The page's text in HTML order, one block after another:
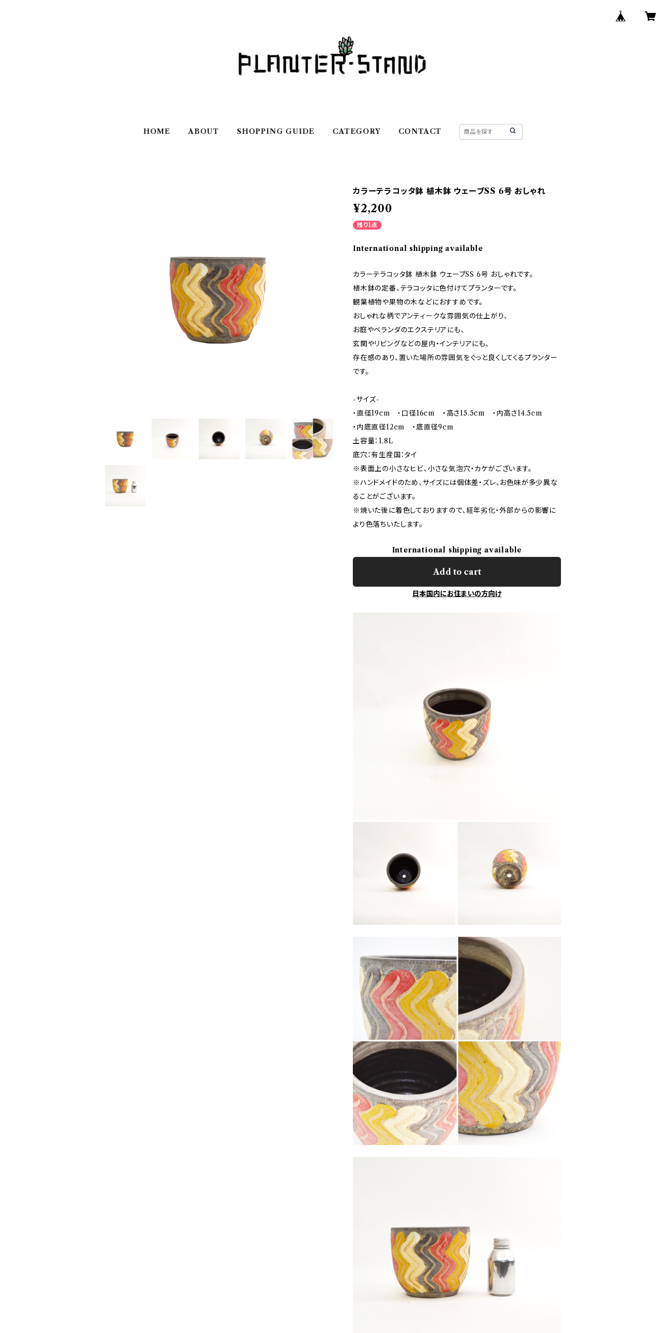
HOME ABOUT SHOPPING GUIDE CATEGORY CONTACT
カラーテラコッタ鉢 植木鉢 ウェーブSS 6号 おしゃれ
¥2,200
残り1点
International shipping available
カラーテラコッタ鉢 植木鉢 ウェーブSS 6号 おしゃれです。
植木鉢の定番、テラコッタに色付けてプランターです。
観葉植物や果物の木などにおすすめです。
おしゃれな柄でアンティークな雰囲気の仕上がり、
お庭やベランダのエクステリアにも、
玄関やリビングなどの屋内・インテリアにも、
存在感のあり、置いた場所の雰囲気をぐっと良くしてくるプランター
です。
-サイズ-
・直径19cm ・口径16cm ・高さ15.5cm ・内高さ14.5cm
・内底直径12cm ・底直径9cm
土容量：1.8L
底穴：有生産国：タイ
※表面上の小さなヒビ、小さな気泡穴・カケがございます。
※ハンドメイドのため、サイズには個体差・ズレ、お色味が多少異な
ることがございます。
※焼いた後に着色しておりますので、経年劣化・外部からの影響に
より色落ちいたします。
International shipping available
Add to cart
日本国内にお住まいの方向け